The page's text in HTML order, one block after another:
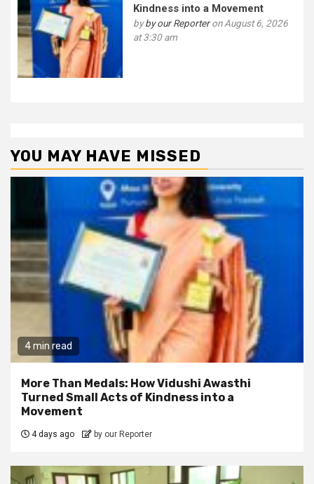
Kindness into a Movement
byby our Reporteron August 6, 2026
at 3:30 am
YOU MAY HAVE MISSED
4 min read
More Than Medals: How Vidushi Awasthi
Turned Small Acts of Kindness into a
Movement
4 days ago by our Reporter